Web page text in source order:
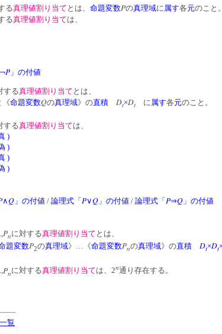
る真理値割り当て とは、 命題変数Pの真理域に 属す各元のこと。
る真理値割り当ては、
P 」の付値
する真理値割り当て とは、
《命題変数Qの真理域》の直積 Dt×Dt に属す各元のこと。
する真理値割り当ては、
)
)
)
)
∧Q 」の付値 / 論理式「 P∨Q 」の付値 / 論理式「 P⇒Q 」の付値
Pnに対する真理値割り当て とは、
題変数P2の真理域》…《命題変数Pnの真理域》の直積 Dt×Dt
Pnに対する真理値割り当ては、2n通り存在する。
覧